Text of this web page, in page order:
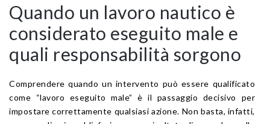
Quando un lavoro nautico è
considerato eseguito male e
quali responsabilità sorgono
Comprendere quando un intervento può essere qualificato
come “lavoro eseguito male” è il passaggio decisivo per
impostare correttamente qualsiasi azione. Non basta, infatti,